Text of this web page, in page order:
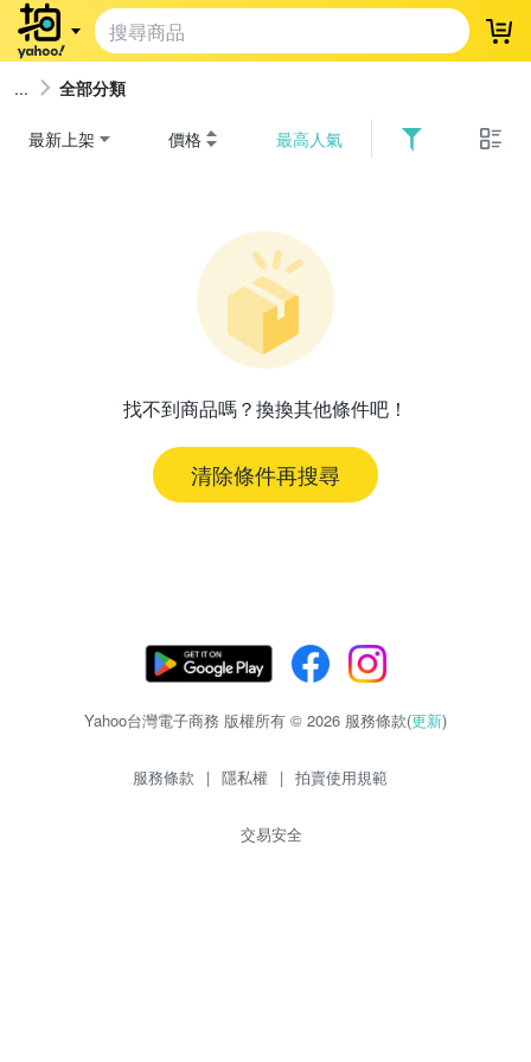
登
全部分類
最新上架 價格 最高人氣
找不到商品嗎？換換其他條件吧！
清除條件再搜尋
Yahoo台灣電子商務 版權所有 © 2026 服務條款(更新)
服務條款 | 隱私權 | 拍賣使用規範
交易安全